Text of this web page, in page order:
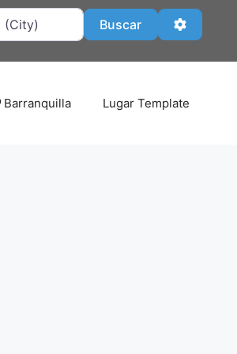
BuscarBuscar
Barranquilla Lugar Template